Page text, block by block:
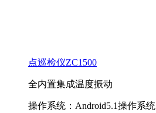
点巡检仪ZC1500
全内置集成温度振动
操作系统：Android5.1操作系统